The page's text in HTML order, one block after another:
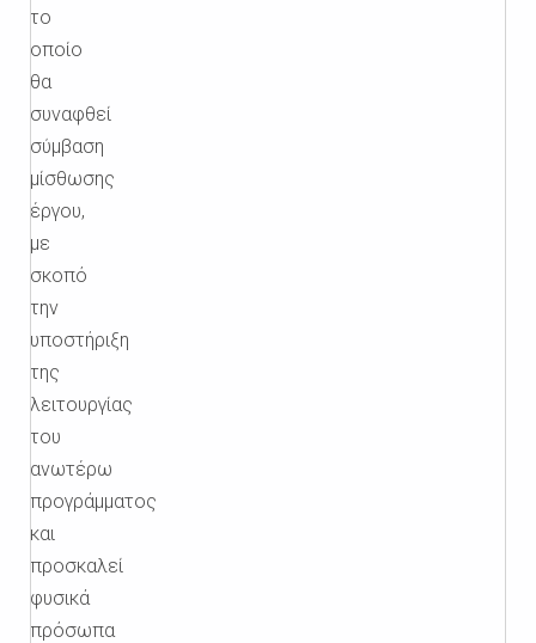
το
οποίο
θα
συναφθεί
σύμβαση
μίσθωσης
έργου,
με
σκοπό
την
υποστήριξη
της
λειτουργίας
του
ανωτέρω
προγράμματος
και
προσκαλεί
φυσικά
πρόσωπα